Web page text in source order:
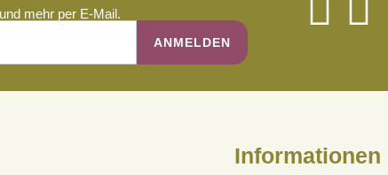
mehr per E-Mail.
Informationen